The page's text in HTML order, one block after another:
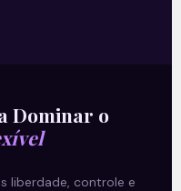
Dominar o
liberdade, controle e